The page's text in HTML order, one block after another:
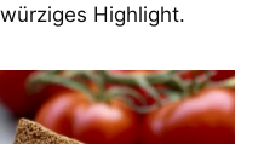
Highlight.